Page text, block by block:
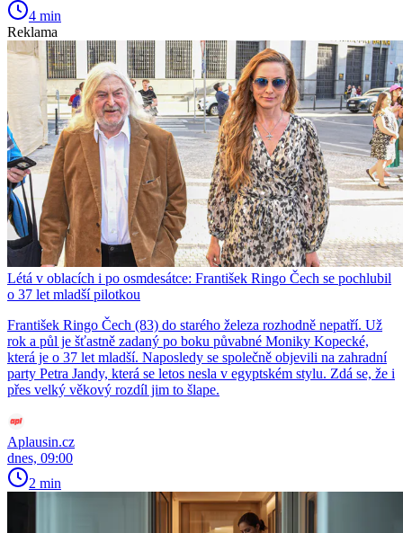
4 min
Reklama
Létá v oblacích i po osmdesátce: František Ringo Čech se pochlubil
o 37 let mladší pilotkou
František Ringo Čech (83) do starého železa rozhodně nepatří. Už
rok a půl je šťastně zadaný po boku půvabné Moniky Kopecké,
která je o 37 let mladší. Naposledy se společně objevili na zahradní
party Petra Jandy, která se letos nesla v egyptském stylu. Zdá se, že i
přes velký věkový rozdíl jim to šlape.
Aplausin.cz
dnes, 09:00
2 min